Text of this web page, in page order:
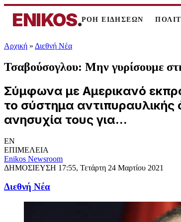
ENIKOS.ΡΟΗ ΕΙΔΗΣΕΩΝ
Αρχική » Διεθνή Νέα
Τσαβούσογλου: Μην γυρίσουμε
Σύμφωνα με Αμερικανό
το σύστημα
ανησυχία τους για...
EN
ΕΠΙΜΕΛΕΙΑ
Enikos Newsroom
ΔΗΜΟΣΙΕΥΣΗ 17:55, Τετάρτη 24 Μαρτίου 2021
Διεθνή Νέα